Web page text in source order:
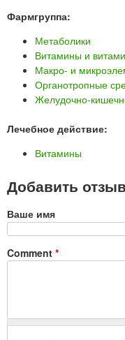
Фармгруппа:
Метаболики
Витамины и
Макро- и
Органотропные
Желудочно-
Лечебное действие:
Витамины
Добавить
Ваше имя
Comment *